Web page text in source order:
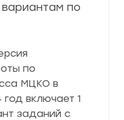
по
по
МЦКО в
включает 1
заданий с